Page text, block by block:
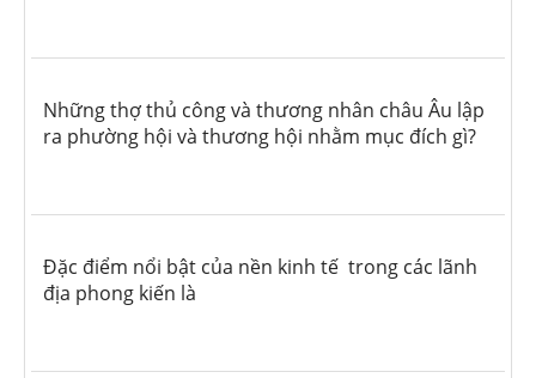
Những thợ thủ công và thương nhân châu Âu lập
ra phường hội và thương hội nhằm mục đích gì?
Đặc điểm nổi bật của nền kinh tế trong các lãnh
địa phong kiến là